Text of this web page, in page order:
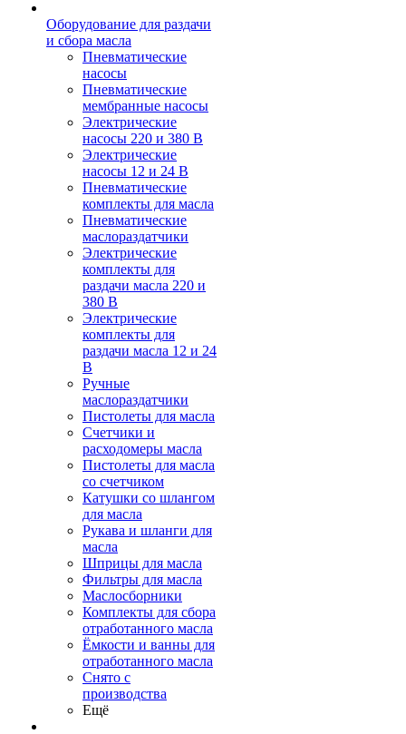
Оборудование для раздачи
и сбора масла
Пневматические
насосы
Пневматические
мембранные насосы
Электрические
насосы 220 и 380 В
Электрические
насосы 12 и 24 В
Пневматические
комплекты для масла
Пневматические
маслораздатчики
Электрические
комплекты для
раздачи масла 220 и
380 В
Электрические
комплекты для
раздачи масла 12 и 24
В
Ручные
маслораздатчики
Пистолеты для масла
Счетчики и
расходомеры масла
Пистолеты для масла
со счетчиком
Катушки со шлангом
для масла
Рукава и шланги для
масла
Шприцы для масла
Фильтры для масла
Маслосборники
Комплекты для сбора
отработанного масла
Ёмкости и ванны для
отработанного масла
Снято с
производства
Ещё